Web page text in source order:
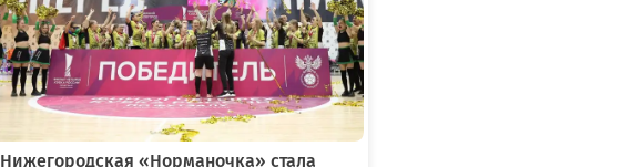
Нижегородская «Норманочка» стала